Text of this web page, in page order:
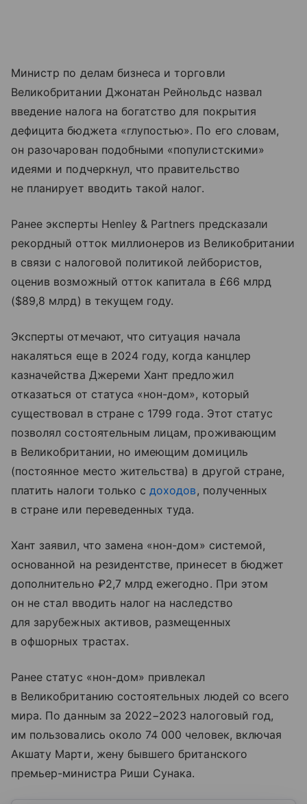
Министр по делам бизнеса и торговли
Великобритании Джонатан Рейнольдс назвал
введение налога на богатство для покрытия
дефицита бюджета «глупостью». По его словам,
он разочарован подобными «популистскими»
идеями и подчеркнул, что правительство
не планирует вводить такой налог.
Ранее эксперты Henley & Partners предсказали
рекордный отток миллионеров из Великобритании
в связи с налоговой политикой лейбористов,
оценив возможный отток капитала в £66 млрд
($89,8 млрд) в текущем году.
Эксперты отмечают, что ситуация начала
накаляться еще в 2024 году, когда канцлер
казначейства Джереми Хант предложил
отказаться от статуса «нон-дом», который
существовал в стране с 1799 года. Этот статус
позволял состоятельным лицам, проживающим
в Великобритании, но имеющим домициль
(постоянное место жительства) в другой стране,
платить налоги только сдоходов , полученных
в стране или переведенных туда.
Хант заявил, что замена «нон-дом» системой,
основанной на резидентстве, принесет в бюджет
дополнительно ₽2,7 млрд ежегодно. При этом
он не стал вводить налог на наследство
для зарубежных активов, размещенных
в офшорных трастах.
Ранее статус «нон-дом» привлекал
в Великобританию состоятельных людей со всего
мира. По данным за 2022−2023 налоговый год,
им пользовались около 74 000 человек, включая
Акшату Марти, жену бывшего британского
премьер-министра Риши Сунака.